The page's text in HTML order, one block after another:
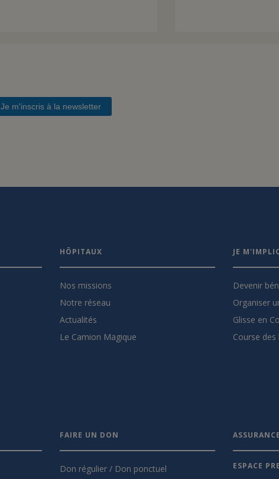
Je m'inscris à la newsletter
HÔPITAUX
Nos missions
Notre réseau
Actualités
Le Camion Magique
JE
Devenir
Organiser
Glisse en
Course des
FAIRE UN DON
Don régulier / Don ponctuel ESPACE